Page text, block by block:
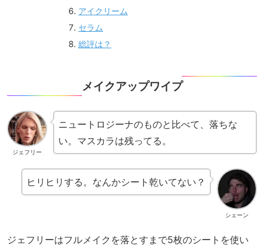
アイクリーム
セラム
総評は？
メイクアップワイプ
ジェフリー
ニュートロジーナのものと比べて、落ちな
い。マスカラは残ってる。
シェーン
ヒリヒリする。なんかシート乾いてない？
ジェフリーはフルメイクを落とすまで5枚のシートを使い